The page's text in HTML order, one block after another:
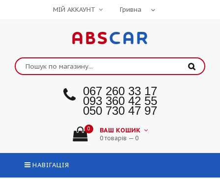
МІЙ АККАУНТ
ABSCAR
067 260 33 17
093 360 42 55
050 730 47 97
0 ВАШ КОШИК
0 товарів — 0
НАВІГАЦІЯ